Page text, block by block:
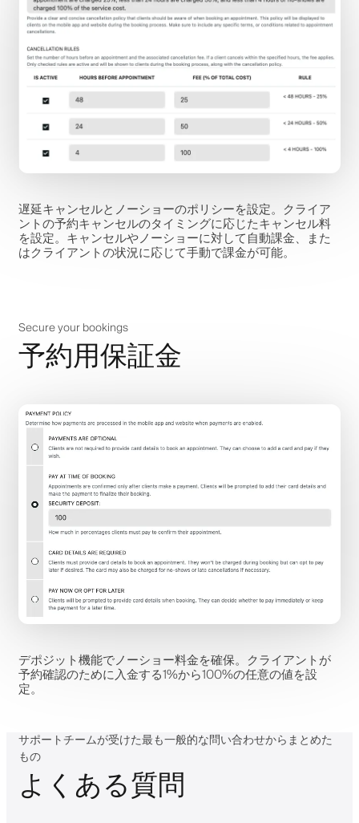
遅延キャンセルとノーショーのポリシーを設定。クライア
ントの予約キャンセルのタイミングに応じたキャンセル料
を設定。キャンセルやノーショーに対して自動課金、また
はクライアントの状況に応じて手動で課金が可能。
Secure your bookings
予約用保証金
デポジット機能でノーショー料金を確保。クライアントが
予約確認のために入金する1%から100%の任意の値を設
定。
サポートチームが受けた最も一般的な問い合わせからまとめた
もの
よくある質問